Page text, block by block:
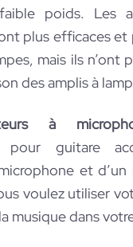
poids. Les
plus efficaces et
mais ils n’ont
des amplis à
à
pour guitare
et d’un
voulez utiliser
musique dans